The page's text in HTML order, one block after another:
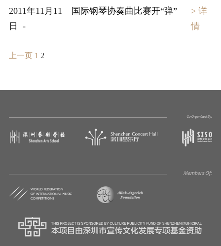
2011年11月11
日 -
国际钢琴协奏曲比赛开“弹”
> 详
情
上一页 1 2